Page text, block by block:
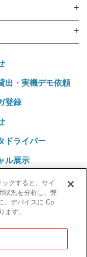
REC Ⅱ
ンタipシリーズ
ョン
+
者Dataメイキング
ション
+
出・実機デモ依頼
登録
ドライバー
ル展示
ックすると、サイ
状況を分析し、弊
、デバイスに Co
ます。